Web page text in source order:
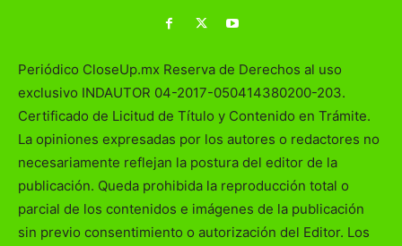
Periódico CloseUp.mx Reserva de Derechos al uso
exclusivo INDAUTOR 04-2017-050414380200-203.
Certificado de Licitud de Título y Contenido en Trámite.
La opiniones expresadas por los autores o redactores no
necesariamente reflejan la postura del editor de la
publicación. Queda prohibida la reproducción total o
parcial de los contenidos e imágenes de la publicación
sin previo consentimiento o autorización del Editor. Los